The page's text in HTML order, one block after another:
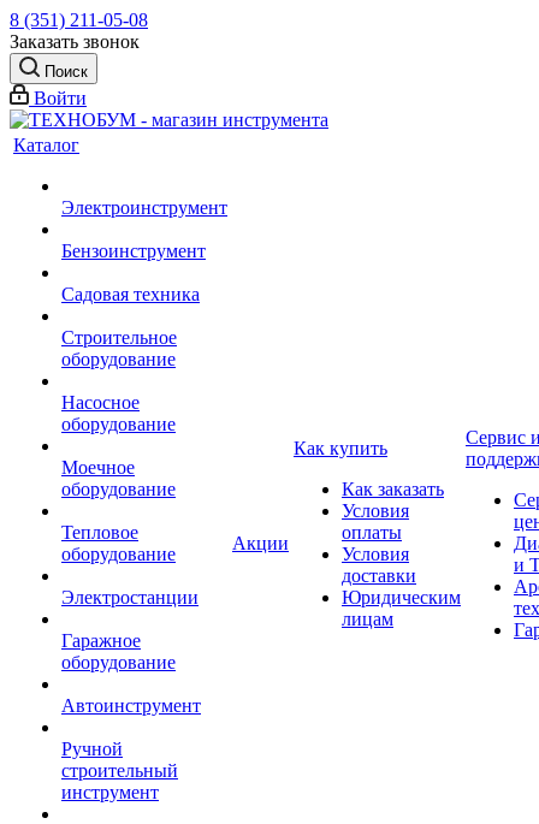
8 (351) 211-05-08
Заказать звонок
Поиск
Войти
Каталог
Электроинструмент
Бензоинструмент
Садовая техника
Строительное
оборудование
Насосное
оборудование
Моечное
оборудование
Тепловое
оборудование
Электростанции
Гаражное
оборудование
Автоинструмент
Ручной
строительный
инструмент
Акции
Как купить
Как заказать
Условия
оплаты
Условия
доставки
Юридическим
лицам
Сервис
и